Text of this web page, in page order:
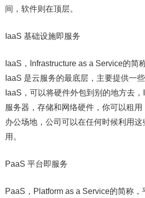
间，软件则在顶层。
IaaS 基础设施即服务
IaaS，Infrastructure as a Service的简
IaaS 是云服务的最底层，主要提供一
IaaS，可以将硬件外包到别的地方去
服务器，存储和网络硬件，你可以租
办公场地，公司可以在任何时候利用
用。
PaaS 平台即服务
PaaS，Platform as a Service的简称